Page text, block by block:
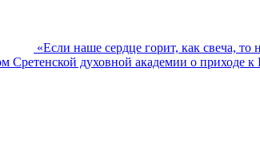
«Если наше сердце горит, как свеча,
Сретенской духовной академии о приходе